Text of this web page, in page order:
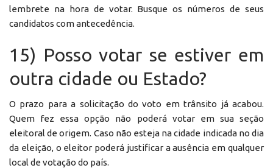
lembrete na hora de votar. Busque os números de seus
candidatos com antecedência.
15) Posso votar se estiver em
outra cidade ou Estado?
O prazo para a solicitação do voto em trânsito já acabou.
Quem fez essa opção não poderá votar em sua seção
eleitoral de origem. Caso não esteja na cidade indicada no dia
da eleição, o eleitor poderá justificar a ausência em qualquer
local de votação do país.